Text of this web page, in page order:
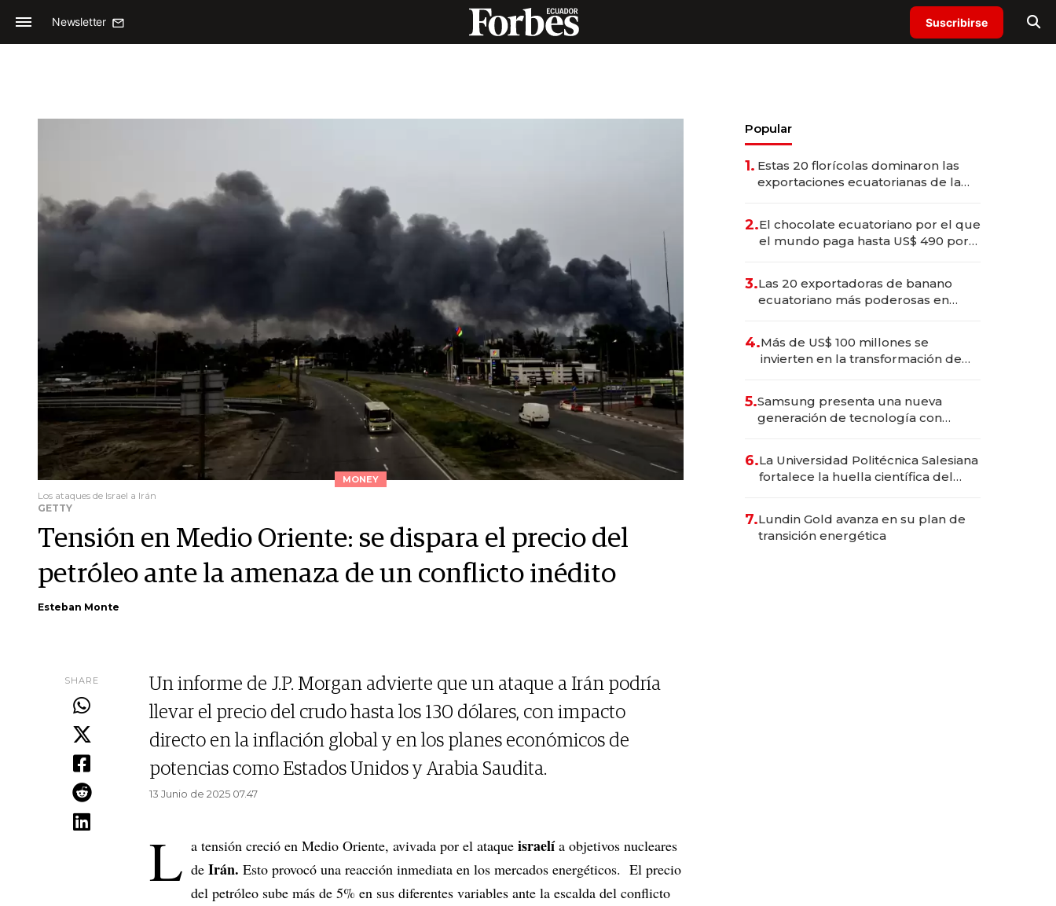
Newsletter Suscribirse
MONEY
Los ataques de Israel a Irán
GETTY
Tensión en Medio Oriente: se dispara el precio del
petróleo ante la amenaza de un conflicto inédito
Esteban Monte
SHARE
Un informe de J.P. Morgan advierte que un ataque a Irán podría
llevar el precio del crudo hasta los 130 dólares, con impacto
directo en la inflación global y en los planes económicos de
potencias como Estados Unidos y Arabia Saudita.
13 Junio de 2025 07.47
L a tensión creció en Medio Oriente, avivada por el ataque israelía objetivos nucleares
de Irán. Esto provocó una reacción inmediata en los mercados energéticos. El precio
del petróleo sube más de 5% en sus diferentes variables ante la escalda del conflicto
Popular
1. Estas 20 florícolas dominaron las
exportaciones ecuatorianas de la
2.El chocolate ecuatoriano por el que
el mundo paga hasta US$ 490 por
3.Las 20 exportadoras de banano
ecuatoriano más poderosas en
4.Más de US$ 100 millones se
invierten en la transformación de
5.Samsung presenta una nueva
generación de tecnología con
6.La Universidad Politécnica Salesiana
fortalece la huella científica del
7.Lundin Gold avanza en su plan de
transición energética